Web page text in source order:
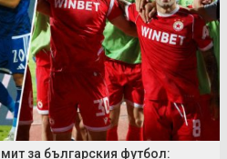
за българския футбол: